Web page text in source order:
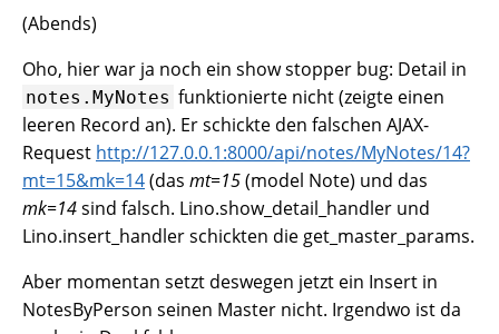
(Abends)
Oho, hier war ja noch ein show stopper bug: Detail in
notes.MyNotes funktionierte nicht (zeigte einen
leeren Record an). Er schickte den falschen AJAX-
Request http://127.0.0.1:8000/api/notes/MyNotes/14?
mt=15&mk=14(das mt=15(model Note) und das
mk=14sind falsch. Lino.show_detail_handler und
Lino.insert_handler schickten die get_master_params.
Aber momentan setzt deswegen jetzt ein Insert in
NotesByPerson seinen Master nicht. Irgendwo ist da